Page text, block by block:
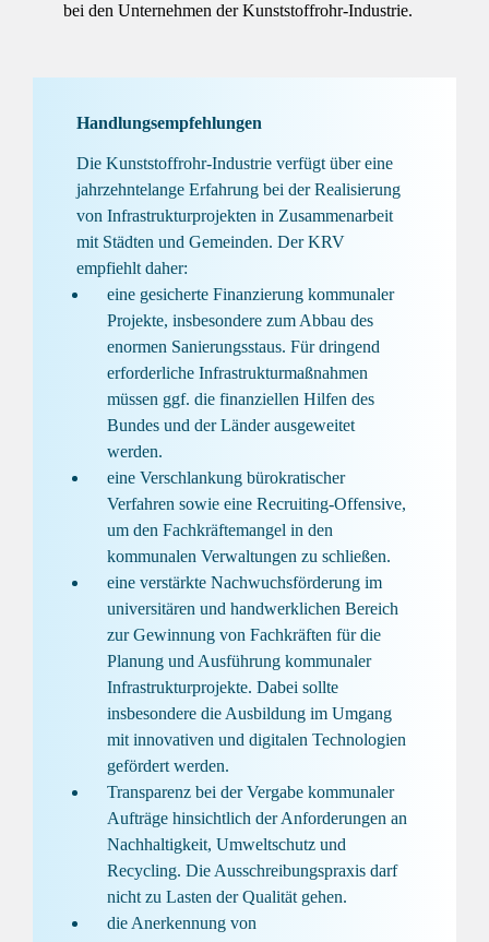
bei den Unternehmen der Kunststoffrohr-Industrie.
Handlungsempfehlungen
Die Kunststoffrohr-Industrie verfügt über eine
jahrzehntelange Erfahrung bei der Realisierung
von Infrastrukturprojekten in Zusammenarbeit
mit Städten und Gemeinden. Der KRV
empfiehlt daher:
eine gesicherte Finanzierung kommunaler
Projekte, insbesondere zum Abbau des
enormen Sanierungsstaus. Für dringend
erforderliche Infrastrukturmaßnahmen
müssen ggf. die finanziellen Hilfen des
Bundes und der Länder ausgeweitet
werden.
eine Verschlankung bürokratischer
Verfahren sowie eine Recruiting-Offensive,
um den Fachkräftemangel in den
kommunalen Verwaltungen zu schließen.
eine verstärkte Nachwuchsförderung im
universitären und handwerklichen Bereich
zur Gewinnung von Fachkräften für die
Planung und Ausführung kommunaler
Infrastrukturprojekte. Dabei sollte
insbesondere die Ausbildung im Umgang
mit innovativen und digitalen Technologien
gefördert werden.
Transparenz bei der Vergabe kommunaler
Aufträge hinsichtlich der Anforderungen an
Nachhaltigkeit, Umweltschutz und
Recycling. Die Ausschreibungspraxis darf
nicht zu Lasten der Qualität gehen.
die Anerkennung von